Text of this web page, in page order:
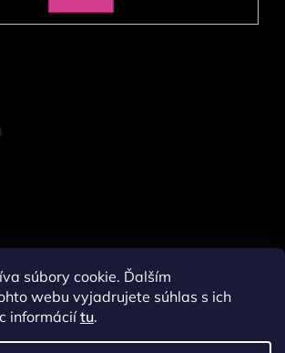
súbory cookie. Ďalším
webu vyjadrujete súhlas s ich
informáciítu.
SA